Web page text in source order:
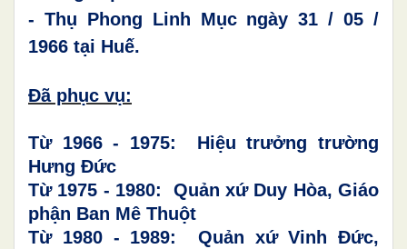
- Thụ Phong Linh Mục ngày 31 / 05/
1966 tại Huế.
Đã phục vụ:
Từ 1966 - 1975: Hiệu trưởng trường
Hưng Đức
Từ 1975 - 1980: Quản xứ Duy Hòa, Giáo
phận Ban Mê Thuột
Từ 1980 - 1989: Quản xứ Vinh Đức,